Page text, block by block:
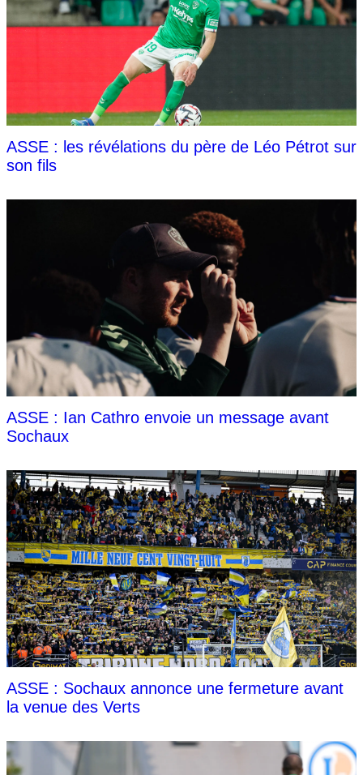
ASSE : les révélations du père de Léo Pétrot sur
son fils
ASSE : Ian Cathro envoie un message avant
Sochaux
ASSE : Sochaux annonce une fermeture avant
la venue des Verts